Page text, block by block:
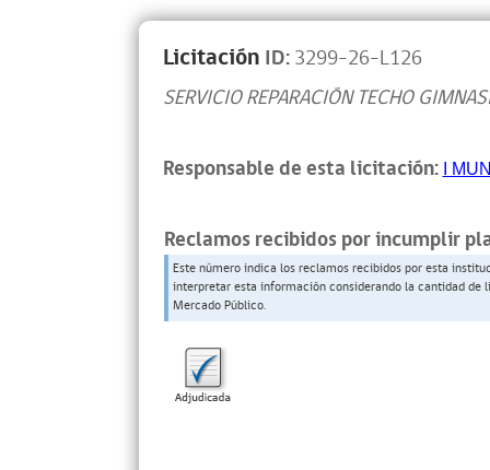
Licitación ID:3299-26-L126
SERVICIO REPARACIÓN TECHO
Responsable de esta licitación:I
Reclamos recibidos por incumplir
Este número indica los reclamos recibidos por esta
interpretar esta información considerando la cantidad
Mercado Público.